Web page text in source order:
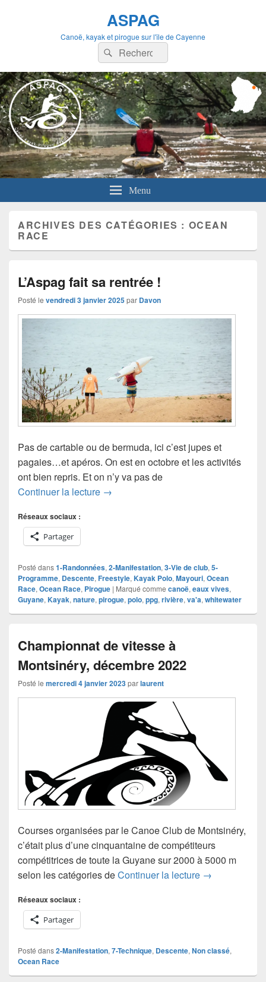
ASPAG
Canoë, kayak et pirogue sur l'île de Cayenne
Recherche :
Rechercher
Menu
ARCHIVES DES CATÉGORIES : OCEAN
RACE
L’Aspag fait sa rentrée !
Posté le vendredi 3 janvier 2025par Davon
Pas de cartable ou de bermuda, ici c’est jupes et
pagaies…et apéros. On est en octobre et les activités
ont bien repris. Et on n’y va pas de
Continuer la lecture L’Aspag fait sa rentrée !
→
Réseaux sociaux :
Partager
Posté dans1-Randonnées, 2-Manifestation, 3-Vie de club, 5-
Programme, Descente, Freestyle, Kayak Polo, Mayouri, Ocean
Race, Ocean Race, Pirogue | Marqué comme canoë, eaux vives,
Guyane, Kayak, nature, pirogue, polo, ppg, rivière, va'a, whitewater
Championnat de vitesse à
Montsinéry, décembre 2022
Posté le mercredi 4 janvier 2023parlaurent
Courses organisées par le Canoe Club de Montsinéry,
c’était plus d’une cinquantaine de compétiteurs
compétitrices de toute la Guyane sur 2000 à 5000 m
selon les catégories deContinuer la lecture Championnat
→
Réseaux sociaux :
Partager
Posté dans2-Manifestation, 7-Technique, Descente, Non classé,
Ocean Race